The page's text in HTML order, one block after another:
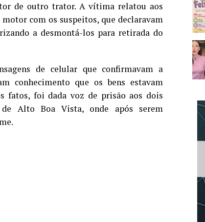
de outro trator. A vítima relatou aos
com os suspeitos, que declaravam
a desmontá-los para retirada do
de celular que confirmavam a
conhecimento que os bens estavam
fatos, foi dada voz de prisão aos dois
Alto Boa Vista, onde após serem